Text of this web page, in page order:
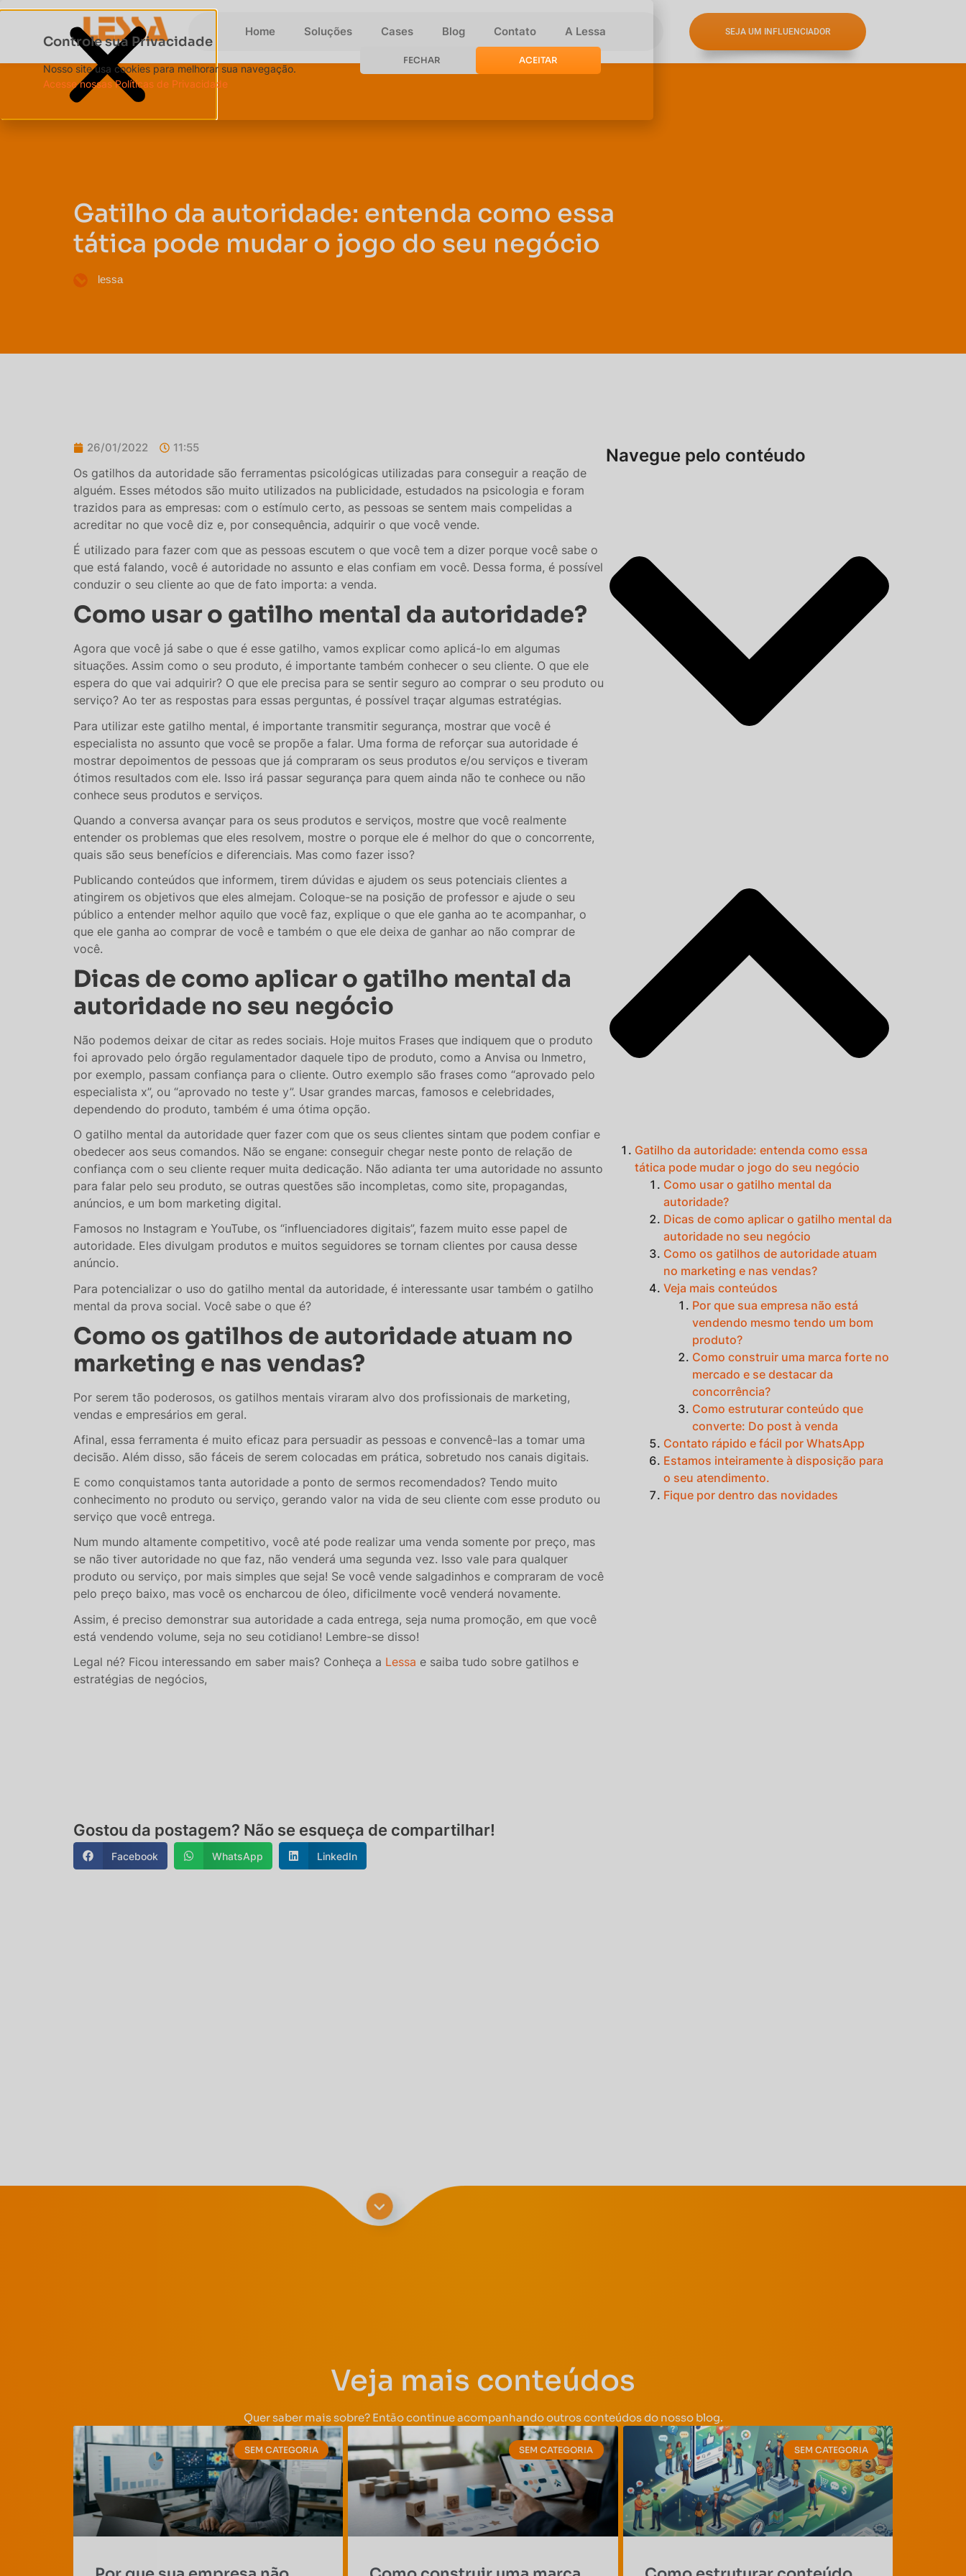
Home Soluções Cases Blog Contato A Lessa SEJA UM INFLUENCIADOR
Gatilho da autoridade: entenda como essa
tática pode mudar o jogo do seu negócio
lessa
26/01/2022 11:55
Os gatilhos da autoridade são ferramentas psicológicas utilizadas para conseguir a reação de
alguém. Esses métodos são muito utilizados na publicidade, estudados na psicologia e foram
trazidos para as empresas: com o estímulo certo, as pessoas se sentem mais compelidas a
acreditar no que você diz e, por consequência, adquirir o que você vende.
É utilizado para fazer com que as pessoas escutem o que você tem a dizer porque você sabe o
que está falando, você é autoridade no assunto e elas confiam em você. Dessa forma, é possível
conduzir o seu cliente ao que de fato importa: a venda.
Como usar o gatilho mental da autoridade?
Agora que você já sabe o que é esse gatilho, vamos explicar como aplicá-lo em algumas
situações. Assim como o seu produto, é importante também conhecer o seu cliente. O que ele
espera do que vai adquirir? O que ele precisa para se sentir seguro ao comprar o seu produto ou
serviço? Ao ter as respostas para essas perguntas, é possível traçar algumas estratégias.
Para utilizar este gatilho mental, é importante transmitir segurança, mostrar que você é
especialista no assunto que você se propõe a falar. Uma forma de reforçar sua autoridade é
mostrar depoimentos de pessoas que já compraram os seus produtos e/ou serviços e tiveram
ótimos resultados com ele. Isso irá passar segurança para quem ainda não te conhece ou não
conhece seus produtos e serviços.
Quando a conversa avançar para os seus produtos e serviços, mostre que você realmente
entender os problemas que eles resolvem, mostre o porque ele é melhor do que o concorrente,
quais são seus benefícios e diferenciais. Mas como fazer isso?
Publicando conteúdos que informem, tirem dúvidas e ajudem os seus potenciais clientes a
atingirem os objetivos que eles almejam. Coloque-se na posição de professor e ajude o seu
público a entender melhor aquilo que você faz, explique o que ele ganha ao te acompanhar, o
que ele ganha ao comprar de você e também o que ele deixa de ganhar ao não comprar de
você.
Dicas de como aplicar o gatilho mental da
autoridade no seu negócio
Não podemos deixar de citar as redes sociais. Hoje muitos Frases que indiquem que o produto
foi aprovado pelo órgão regulamentador daquele tipo de produto, como a Anvisa ou Inmetro,
por exemplo, passam confiança para o cliente. Outro exemplo são frases como “aprovado pelo
especialista x”, ou “aprovado no teste y”. Usar grandes marcas, famosos e celebridades,
dependendo do produto, também é uma ótima opção.
O gatilho mental da autoridade quer fazer com que os seus clientes sintam que podem confiar e
obedecer aos seus comandos. Não se engane: conseguir chegar neste ponto de relação de
confiança com o seu cliente requer muita dedicação. Não adianta ter uma autoridade no assunto
para falar pelo seu produto, se outras questões são incompletas, como site, propagandas,
anúncios, e um bom marketing digital.
Famosos no Instagram e YouTube, os “influenciadores digitais”, fazem muito esse papel de
autoridade. Eles divulgam produtos e muitos seguidores se tornam clientes por causa desse
anúncio.
Para potencializar o uso do gatilho mental da autoridade, é interessante usar também o gatilho
mental da prova social. Você sabe o que é?
Como os gatilhos de autoridade atuam no
marketing e nas vendas?
Por serem tão poderosos, os gatilhos mentais viraram alvo dos profissionais de marketing,
vendas e empresários em geral.
Afinal, essa ferramenta é muito eficaz para persuadir as pessoas e convencê-las a tomar uma
decisão. Além disso, são fáceis de serem colocadas em prática, sobretudo nos canais digitais.
E como conquistamos tanta autoridade a ponto de sermos recomendados? Tendo muito
conhecimento no produto ou serviço, gerando valor na vida de seu cliente com esse produto ou
serviço que você entrega.
Num mundo altamente competitivo, você até pode realizar uma venda somente por preço, mas
se não tiver autoridade no que faz, não venderá uma segunda vez. Isso vale para qualquer
produto ou serviço, por mais simples que seja! Se você vende salgadinhos e compraram de você
pelo preço baixo, mas você os encharcou de óleo, dificilmente você venderá novamente.
Assim, é preciso demonstrar sua autoridade a cada entrega, seja numa promoção, em que você
está vendendo volume, seja no seu cotidiano! Lembre-se disso!
Legal né? Ficou interessando em saber mais? Conheça a Lessa e saiba tudo sobre gatilhos e
estratégias de negócios,
Gostou da postagem? Não se esqueça de compartilhar!
Facebook WhatsApp LinkedIn
Navegue pelo contéudo
Gatilho da autoridade: entenda como essa
tática pode mudar o jogo do seu negócio
Como usar o gatilho mental da
autoridade?
Dicas de como aplicar o gatilho mental da
autoridade no seu negócio
Como os gatilhos de autoridade atuam
no marketing e nas vendas?
Veja mais conteúdos
Por que sua empresa não está
vendendo mesmo tendo um bom
produto?
Como construir uma marca forte no
mercado e se destacar da
concorrência?
Como estruturar conteúdo que
converte: Do post à venda
Contato rápido e fácil por WhatsApp
Estamos inteiramente à disposição para
o seu atendimento.
Fique por dentro das novidades
Veja mais conteúdos
Quer saber mais sobre? Então continue acompanhando outros conteúdos do nosso blog.
SEM CATEGORIA SEM CATEGORIA SEM CATEGORIA
Controle sua Privacidade
Nosso site usa cookies para melhorar sua navegação.
Acesse nossas Políticas de Privacidade
FECHAR ACEITAR